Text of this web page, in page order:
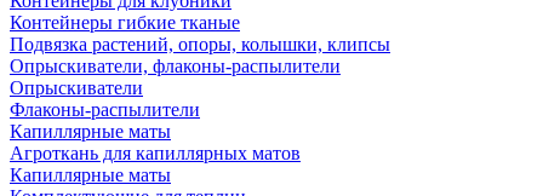
Контейнеры гибкие тканые
Подвязка растений, опоры, колышки, клипсы
Опрыскиватели, флаконы-распылители
Опрыскиватели
Флаконы-распылители
Капиллярные маты
Агроткань для капиллярных матов
Капиллярные маты